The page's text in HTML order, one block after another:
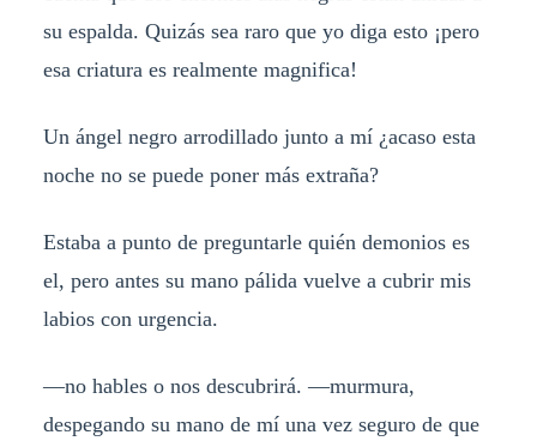
su espalda. Quizás sea raro que yo diga esto ¡pero
esa criatura es realmente magnifica!
Un ángel negro arrodillado junto a mí ¿acaso esta
noche no se puede poner más extraña?
Estaba a punto de preguntarle quién demonios es
el, pero antes su mano pálida vuelve a cubrir mis
labios con urgencia.
—no hables o nos descubrirá. —murmura,
despegando su mano de mí una vez seguro de que